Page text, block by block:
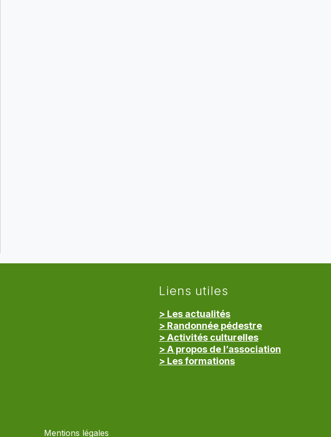
Liens utiles
> Les actualités
> Randonnée pédestre
> Activités culturelles
> A propos de l’association
> Les formations
Mentions légales